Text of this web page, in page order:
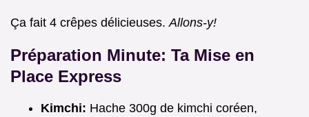
Ça fait 4 crêpes délicieuses. Allons-y!
Préparation Minute: Ta Mise en
Place Express
Kimchi: Hache 300g de kimchi coréen,